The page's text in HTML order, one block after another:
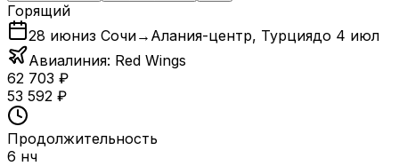
Горящий
28 июниз Сочи→ Алания-центр, Турциядо 4 июл
Авиалиния: Red Wings
62 703 ₽
53 592 ₽
Продолжительность
6 нч